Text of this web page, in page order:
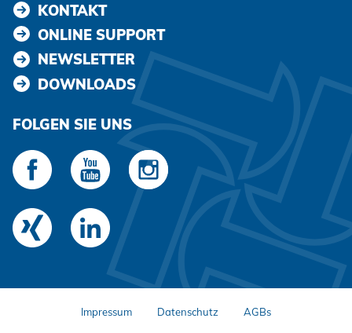
KONTAKT
ONLINE SUPPORT
NEWSLETTER
DOWNLOADS
FOLGEN SIE UNS
Impressum Datenschutz AGBs